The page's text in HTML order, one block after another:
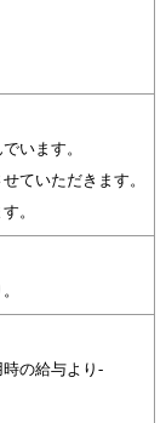
います。
ていただきます。
。
の給与より-